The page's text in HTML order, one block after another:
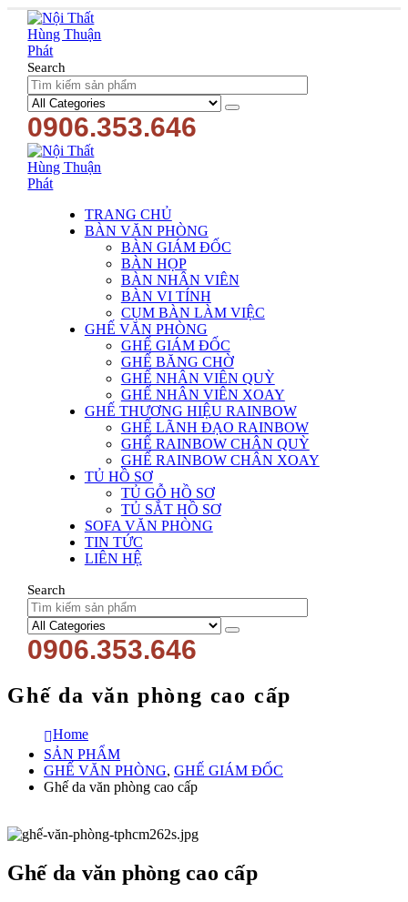
Search
0906.353.646
TRANG CHỦ
BÀN VĂN PHÒNG
BÀN GIÁM ĐỐC
BÀN HỌP
BÀN NHÂN VIÊN
BÀN VI TÍNH
CỤM BÀN LÀM VIỆC
GHẾ VĂN PHÒNG
GHẾ GIÁM ĐỐC
GHẾ BĂNG CHỜ
GHẾ NHÂN VIÊN QUỲ
GHẾ NHÂN VIÊN XOAY
GHẾ THƯƠNG HIỆU RAINBOW
GHẾ LÃNH ĐẠO RAINBOW
GHẾ RAINBOW CHÂN QUỲ
GHẾ RAINBOW CHÂN XOAY
TỦ HỒ SƠ
TỦ GỖ HỒ SƠ
TỦ SẮT HỒ SƠ
SOFA VĂN PHÒNG
TIN TỨC
LIÊN HỆ
Search
0906.353.646
Ghế da văn phòng cao cấp
Home
SẢN PHẨM
GHẾ VĂN PHÒNG, GHẾ GIÁM ĐỐC
Ghế da văn phòng cao cấp
Ghế da văn phòng cao cấp